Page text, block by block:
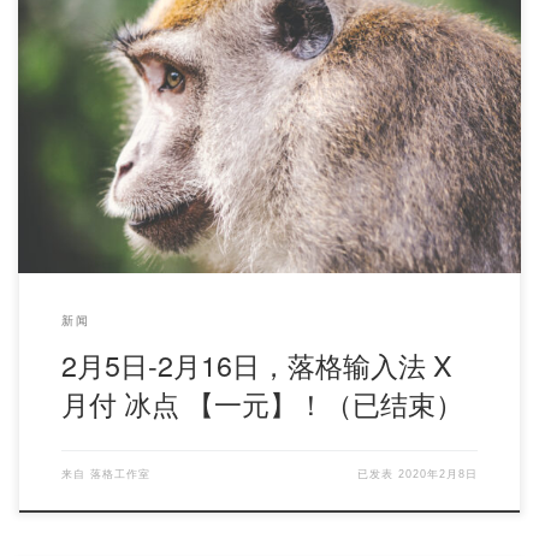
闲着在家的话……不如学学双拼？ 各位勤洗手多消毒，就算推迟上
班开学，也不要忘记锻炼身体～ […]
新闻
2月5日-2月16日，落格输入法 X
月付 冰点 【一元】！（已结束）
来自 落格工作室 已发表2020年2月8日